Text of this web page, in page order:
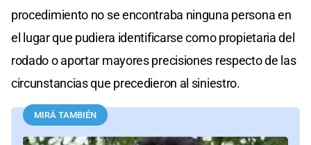
procedimiento no se encontraba ninguna persona en
el lugar que pudiera identificarse como propietaria del
rodado o aportar mayores precisiones respecto de las
circunstancias que precedieron al siniestro.
MIRÁ TAMBIÉN